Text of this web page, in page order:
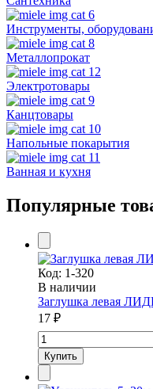
Инструменты,
Металлопрокат
Электротовары
Канцтовары
Напольные покарытия
Ванная и кухня
Популярные
Код: 1-320
В наличии
Заглушка левая
17 ₽